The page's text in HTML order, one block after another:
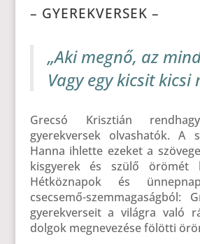
– GYEREKVERSEK –
„Aki megnő, az
Vagy egy kicsit kicsi
Grecsó Krisztián
gyerekversek olvashatók. A
Hanna ihlette ezeket a
kisgyerek és szülő örömét
Hétköznapok és
csecsemő-szemmagaságból:
gyerekverseit a világra való
dolgok megnevezése fölötti